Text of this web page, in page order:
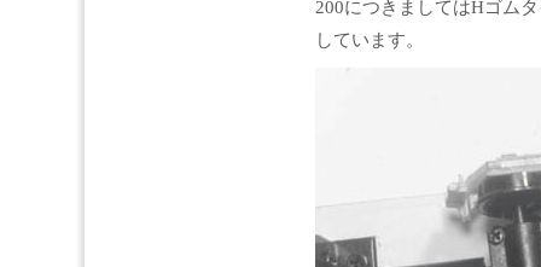
200につきましてはHゴム
しています。